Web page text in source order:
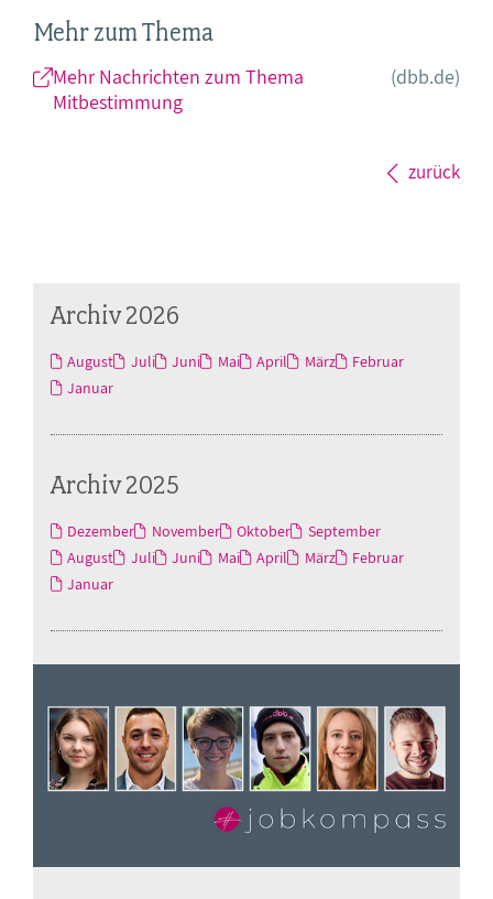
Mehr zum Thema
Mehr Nachrichten zum Thema
Mitbestimmung
(dbb.de)
zurück
Archiv 2026
August Juli Juni Mai April März
Februar
Januar
Archiv 2025
Dezember November Oktober
September
August
Juli Juni Mai April März
Februar
Januar